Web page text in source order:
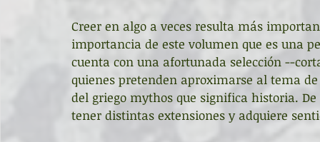
Creer en algo a veces resulta más
importancia de este volumen que es una
cuenta con una afortunada selección --
quienes pretenden aproximarse al tema
del griego mythos que significa historia.
tener distintas extensiones y adquiere